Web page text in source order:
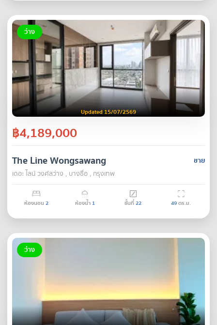
ว่าง
Updated 15/07/2569
฿4,189,000
ขาย
The Line Wongsawang
เดอะ ไลน์ วงศ์สว่าง , บางซื่อ , กรุงเทพ
ห้องนอน 2 ห้องน้ำ 1 ชั้นที่22 49ตร.ม.
ว่าง